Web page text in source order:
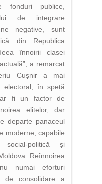
fonduri publice,
de integrare
negative, sunt
din Republica
înnoirii clasei
a remarcat
Cușnir a mai
electoral, în speță
ar fi un factor de
elitelor, dar
departe panaceul
moderne, capabile
politică și
Reînnoirea
numai eforturi
de consolidare a